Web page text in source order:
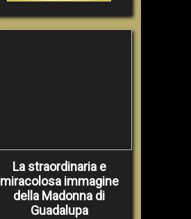
La straordinaria e
miracolosa immagine
della Madonna di
Guadalupa